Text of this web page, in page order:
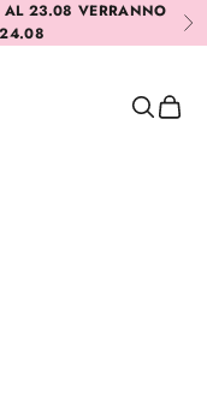
AL 23.08 VERRANNO
Cerca